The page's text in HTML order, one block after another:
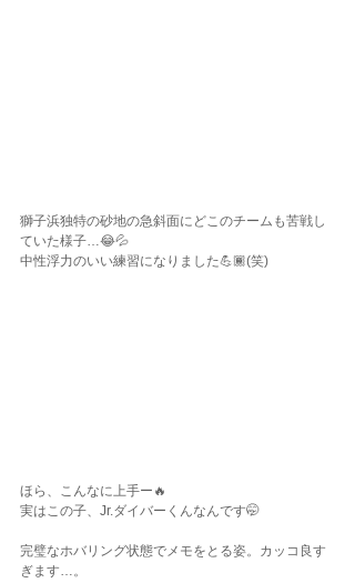
獅子浜独特の砂地の急斜面にどこのチームも苦戦し
ていた様子…😂💦
中性浮力のいい練習になりました💪🏾(笑)
ほら、こんなに上手ー🔥
実はこの子、Jr.ダイバーくんなんです🤭
完璧なホバリング状態でメモをとる姿。カッコ良す
ぎます…。